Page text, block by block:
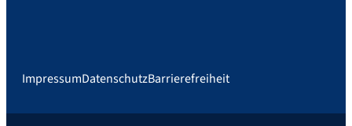
ImpressumDatenschutzBarrierefreiheit